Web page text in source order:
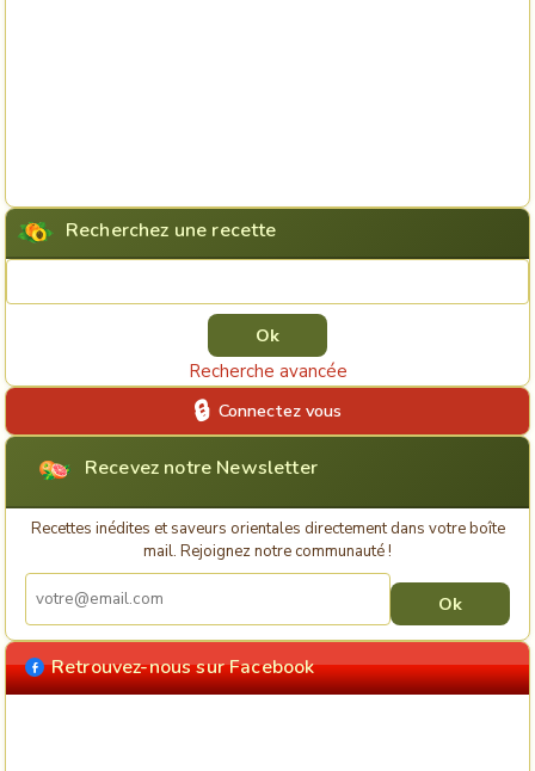
Recherchez une recette
Recherche avancée
Connectez vous
Recevez notre Newsletter
Recettes inédites et saveurs orientales directement dans votre boîte
mail. Rejoignez notre communauté !
Retrouvez-nous sur Facebook